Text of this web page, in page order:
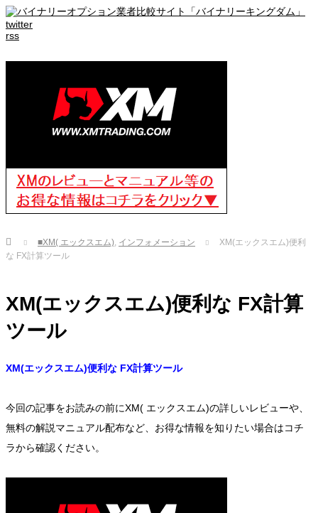
twitter
rss
Home ■XM( エックスエム), インフォメーション
XM(エックスエム)便利
な FX計算ツール
XM(エックスエム)便利な FX計算
ツール
XM(エックスエム)便利な FX計算ツール
今回の記事をお読みの前にXM( エックスエム)の詳しいレビューや、
無料の解説マニュアル配布など、お得な情報を知りたい場合はコチ
ラから確認ください。